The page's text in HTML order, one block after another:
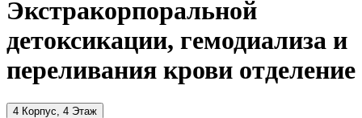
Экстракорпоральной
детоксикации, гемодиализа и
переливания крови отделение
4 Корпус, 4 Этаж